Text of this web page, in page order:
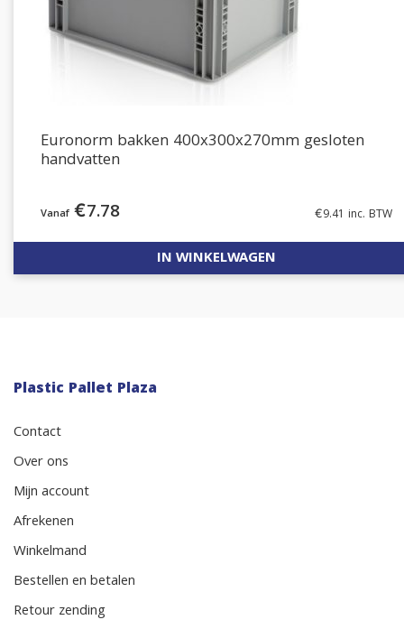
Euronorm bakken 400x300x270mm gesloten
handvatten
€7.78 €9.41 inc. BTW
IN WINKELWAGEN
Plastic Pallet Plaza
Contact
Over ons
Mijn account
Afrekenen
Winkelmand
Bestellen en betalen
Retour zending